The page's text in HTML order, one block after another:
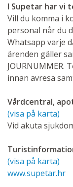
I Supetar har vi
Vill du komma i
personal når du
Whatsapp varje
ärenden gäller
JOURNUMMER.
innan avresa
Vårdcentral,
(visa på karta)
Vid akuta
(visa på karta)
www.supetar.hr